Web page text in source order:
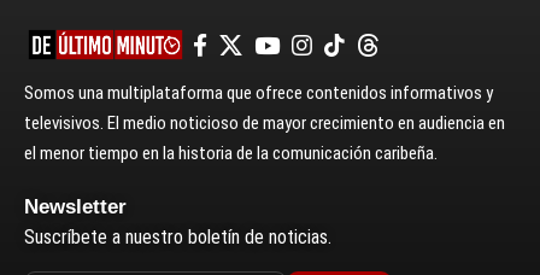
Somos una multiplataforma que ofrece contenidos informativos y
televisivos. El medio noticioso de mayor crecimiento en audiencia en
el menor tiempo en la historia de la comunicación caribeña.
Newsletter
Suscríbete a nuestro boletín de noticias.